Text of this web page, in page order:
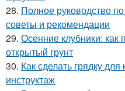
28. Полное руководство
советы и рекомендации
29. Осенние клубники: как
открытый грунт
30. Как сделать грядку
инструктаж